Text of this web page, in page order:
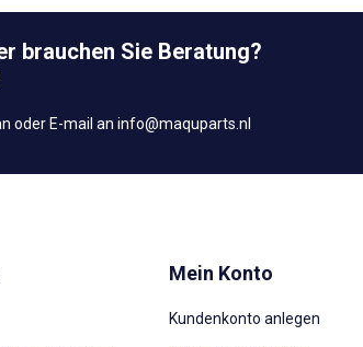
brauchen Sie Beratung?
oder E-mail an info@maquparts.nl
Mein Konto
Kundenkonto anlegen